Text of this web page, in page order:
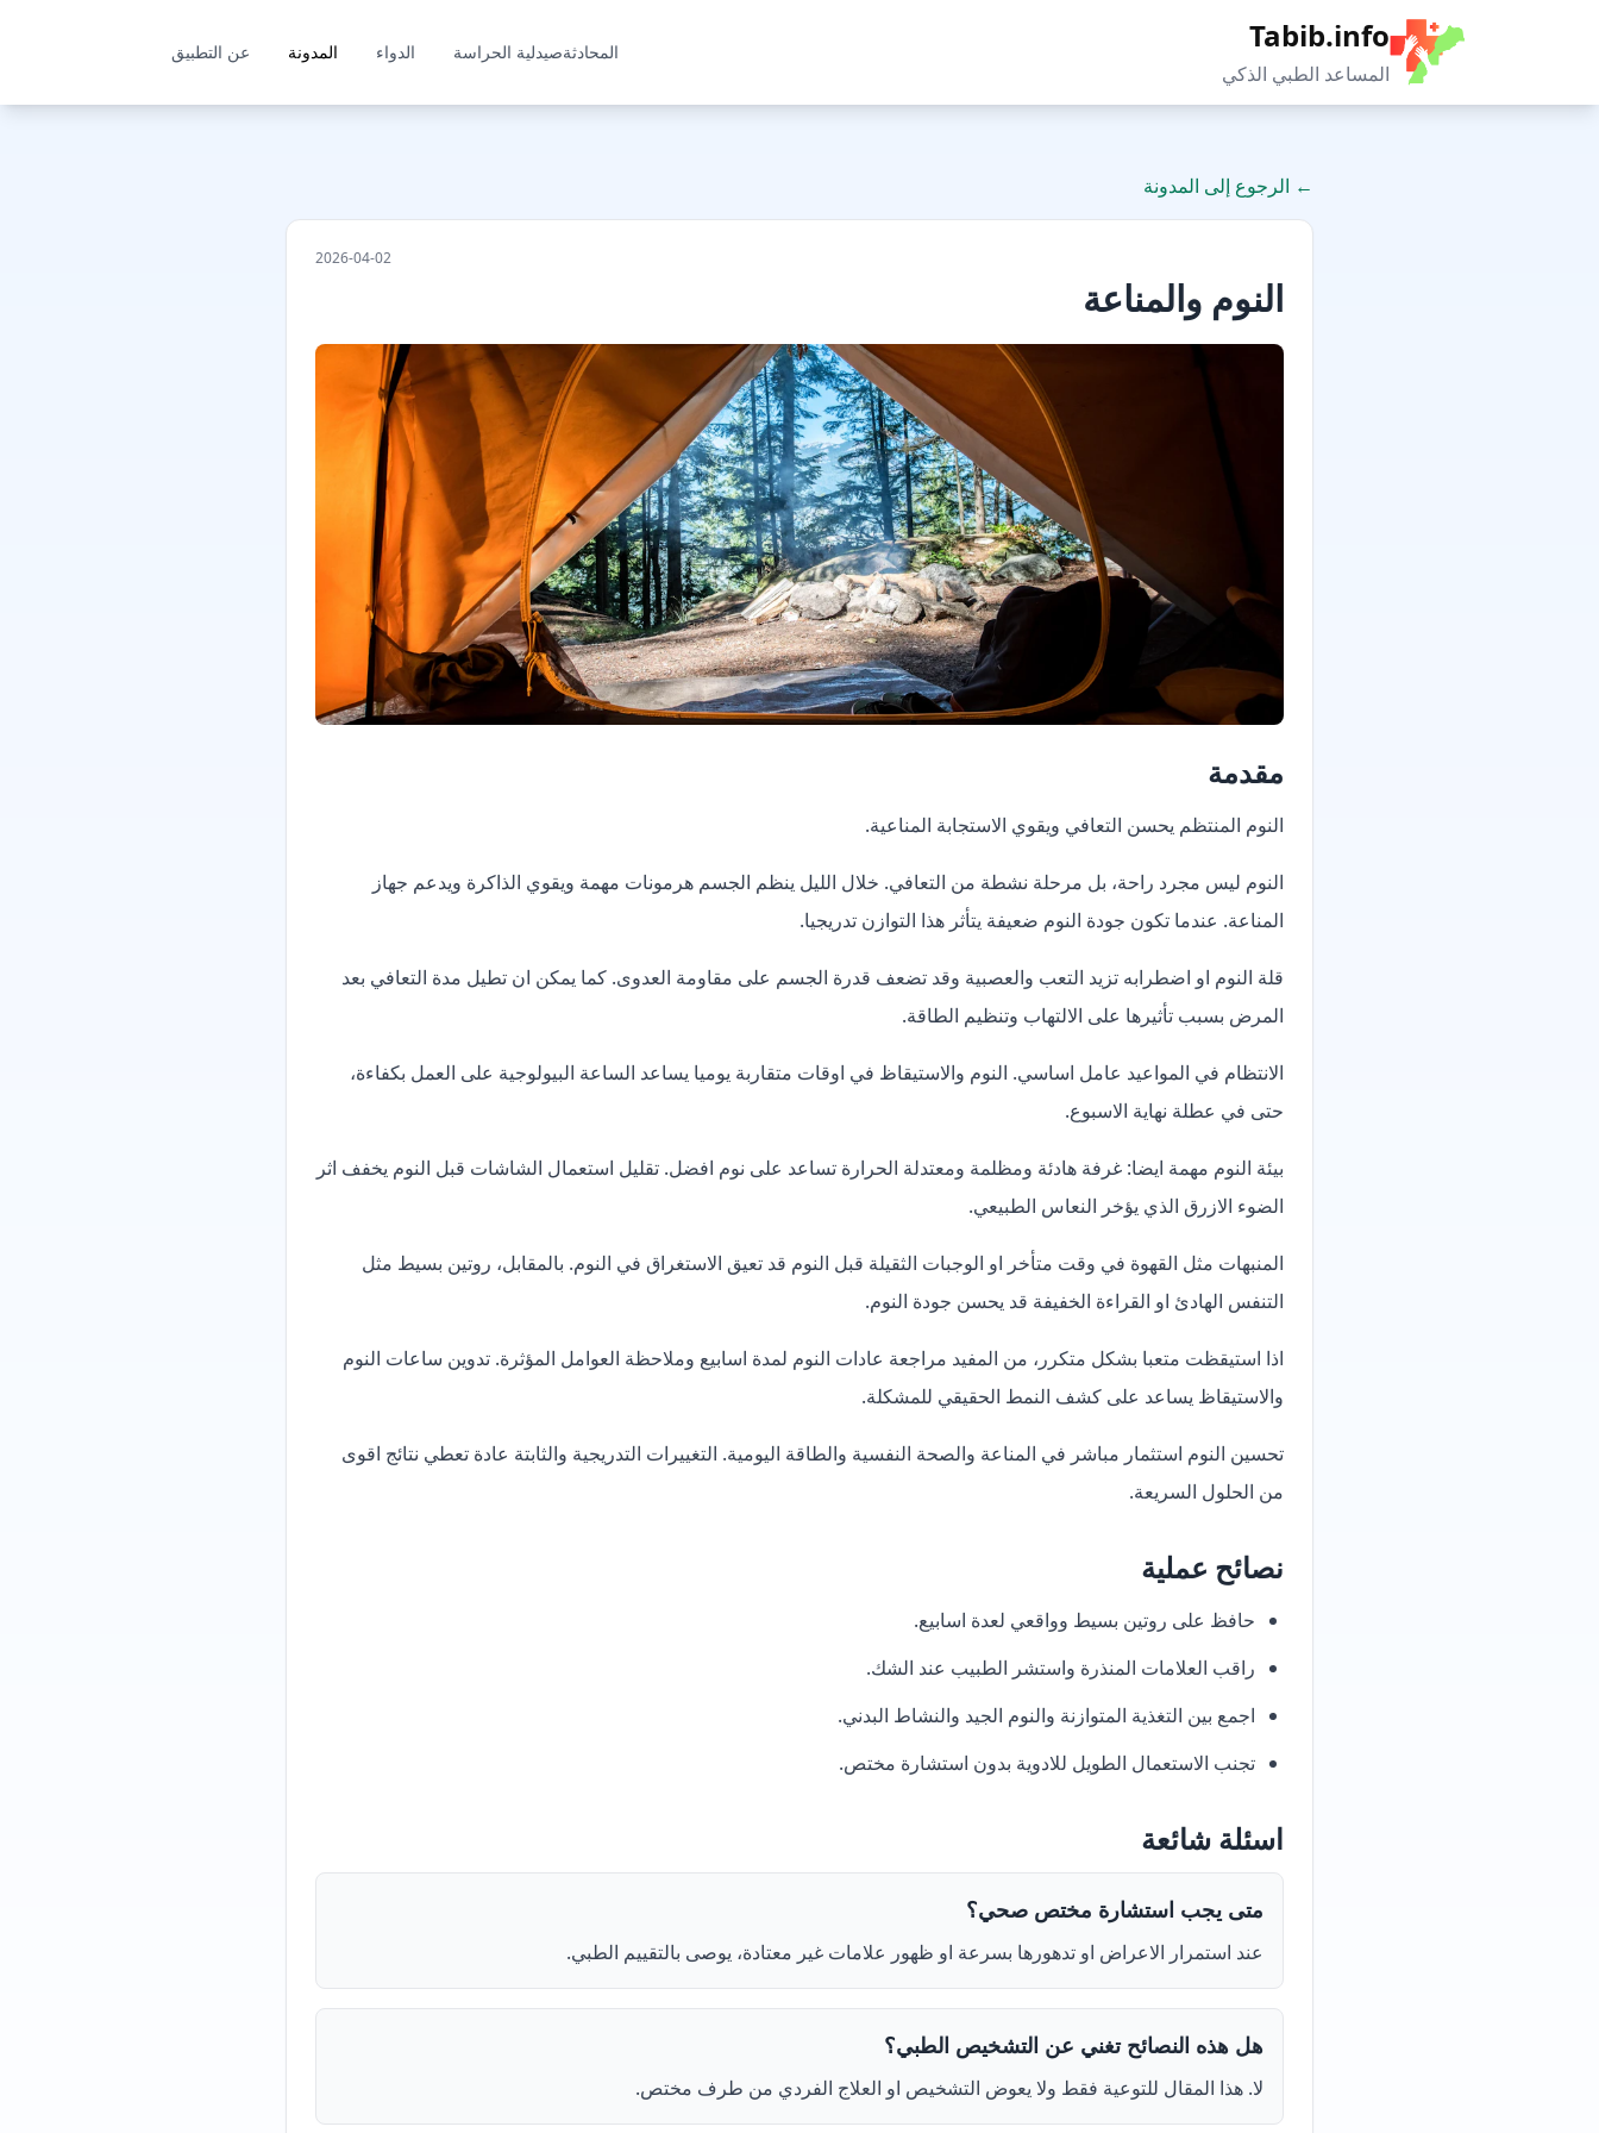
Tabib.info
المساعد الطبي الذكي
المحادثةصيدلية الحراسة الدواء المدونة عن التطبيق
← الرجوع إلى المدونة
2026-04-02
النوم والمناعة
مقدمة
النوم المنتظم يحسن التعافي ويقوي الاستجابة المناعية.
النوم ليس مجرد راحة، بل مرحلة نشطة من التعافي. خلال الليل ينظم الجسم هرمونات مهمة ويقوي الذاكرة ويدعم جهاز
المناعة. عندما تكون جودة النوم ضعيفة يتأثر هذا التوازن تدريجيا.
قلة النوم او اضطرابه تزيد التعب والعصبية وقد تضعف قدرة الجسم على مقاومة العدوى. كما يمكن ان تطيل مدة التعافي بعد
المرض بسبب تأثيرها على الالتهاب وتنظيم الطاقة.
الانتظام في المواعيد عامل اساسي. النوم والاستيقاظ في اوقات متقاربة يوميا يساعد الساعة البيولوجية على العمل بكفاءة،
حتى في عطلة نهاية الاسبوع.
بيئة النوم مهمة ايضا: غرفة هادئة ومظلمة ومعتدلة الحرارة تساعد على نوم افضل. تقليل استعمال الشاشات قبل النوم يخفف اثر
الضوء الازرق الذي يؤخر النعاس الطبيعي.
المنبهات مثل القهوة في وقت متأخر او الوجبات الثقيلة قبل النوم قد تعيق الاستغراق في النوم. بالمقابل، روتين بسيط مثل
التنفس الهادئ او القراءة الخفيفة قد يحسن جودة النوم.
اذا استيقظت متعبا بشكل متكرر، من المفيد مراجعة عادات النوم لمدة اسابيع وملاحظة العوامل المؤثرة. تدوين ساعات النوم
والاستيقاظ يساعد على كشف النمط الحقيقي للمشكلة.
تحسين النوم استثمار مباشر في المناعة والصحة النفسية والطاقة اليومية. التغييرات التدريجية والثابتة عادة تعطي نتائج اقوى
من الحلول السريعة.
نصائح عملية
حافظ على روتين بسيط وواقعي لعدة اسابيع.
راقب العلامات المنذرة واستشر الطبيب عند الشك.
اجمع بين التغذية المتوازنة والنوم الجيد والنشاط البدني.
تجنب الاستعمال الطويل للادوية بدون استشارة مختص.
اسئلة شائعة
متى يجب استشارة مختص صحي؟
عند استمرار الاعراض او تدهورها بسرعة او ظهور علامات غير معتادة، يوصى بالتقييم الطبي.
هل هذه النصائح تغني عن التشخيص الطبي؟
لا. هذا المقال للتوعية فقط ولا يعوض التشخيص او العلاج الفردي من طرف مختص.